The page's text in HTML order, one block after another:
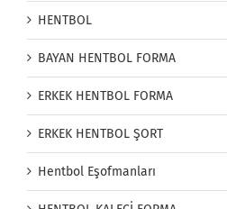
HENTBOL
BAYAN HENTBOL FORMA
ERKEK HENTBOL FORMA
ERKEK HENTBOL ŞORT
Hentbol Eşofmanları